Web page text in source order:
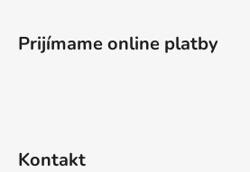
Prijímame online platby
Kontakt